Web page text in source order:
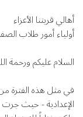
أهالي قريتنا الأعزاء
أولياء أمور طلاب
السلام عليكم ورحمة
في مثل هذه الفترة
الإعدادية - حيث جرت